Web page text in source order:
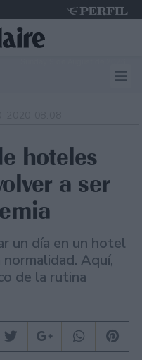
hoteles
a ser
un día en un hotel
Aquí,
de la rutina